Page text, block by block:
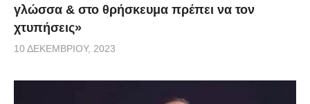
γλώσσα & στο θρήσκευμα πρέπει να τον
χτυπήσεις»
10 ΔΕΚΕΜΒΡΊΟΥ, 2023